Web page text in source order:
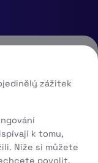
zprávu.
2
další kroky,
zážitek
k tomu,
Níže si můžete
povolit.